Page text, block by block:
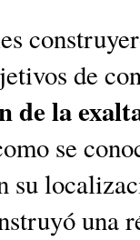
de
de la
se
su
una